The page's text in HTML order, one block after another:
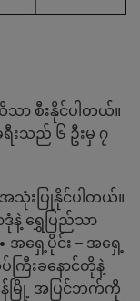
သာ စီးနိုင်ပါတယ်။
ရီးသည် ၆ ဦးမှ ၇
သုံးပြုနိုင်ပါတယ်။
ဒုံနဲ့ ရွှေပြည်သာ
ရှေ့ပိုင်း – အရှေ့
ကြီးခနောင်တိုနဲ့
မြို့ အပြင်ဘက်ကို